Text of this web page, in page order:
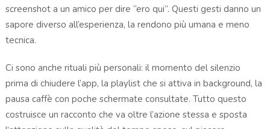
screenshot a un amico per dire “ero qui”. Questi gesti danno un
sapore diverso all’esperienza, la rendono più umana e meno
tecnica.
Ci sono anche rituali più personali: il momento del silenzio
prima di chiudere l’app, la playlist che si attiva in background, la
pausa caffè con poche schermate consultate. Tutto questo
costruisce un racconto che va oltre l’azione stessa e sposta